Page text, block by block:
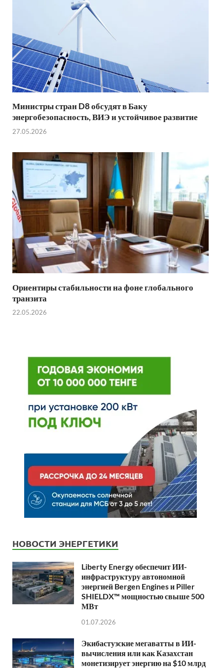
Министры стран D8 обсудят в Баку
энергобезопасность, ВИЭ и устойчивое развитие
27.05.2026
Ориентиры стабильности на фоне глобального
транзита
22.05.2026
НОВОСТИ ЭНЕРГЕТИКИ
Liberty Energy обеспечит ИИ-
инфраструктуру автономной
энергией Bergen Engines и Piller
SHIELDX™ мощностью свыше 500
МВт
01.07.2026
Экибастузские мегаватты в ИИ-
вычисления или как Казахстан
монетизирует энергию на $10 млрд